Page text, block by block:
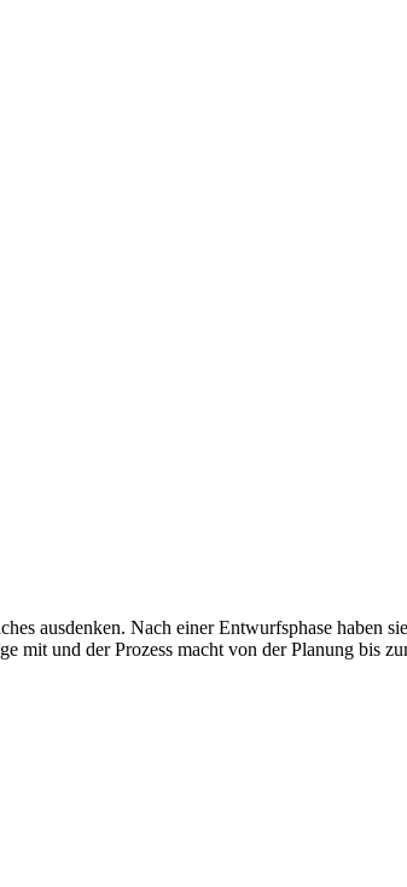
ausdenken. Nach einer Entwurfsphase haben
mit und der Prozess macht von der Planung bis